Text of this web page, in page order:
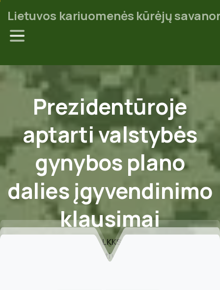
Lietuvos kariuomenės kūrėjų
Prezidentūroje
aptartivalstybės
gynybos plano
dalies įgyvendinimo
klausimai
LKKSS veikla
Prezidentūroje aptarti valstybės gynybos plano